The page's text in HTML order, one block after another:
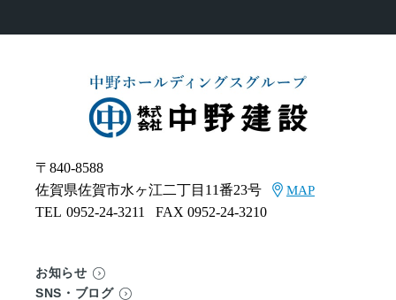
〒840-8588
佐賀県佐賀市水ヶ江二丁目11番23号
MAP
TEL 0952-24-3211 FAX 0952-24-3210
お知らせ
SNS・ブログ